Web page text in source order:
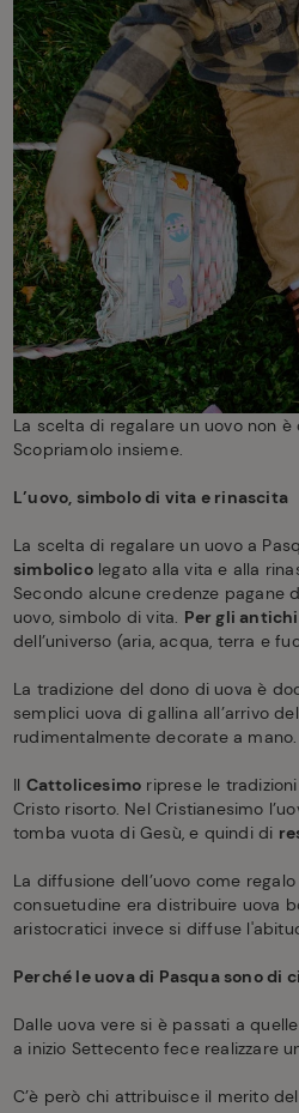
La scelta di regalare un uovo non
Scopriamolo insieme.
L’uovo, simbolo di vita e rinascita
La scelta di regalare un uovo a
simbolicolegato alla vita e alla
Secondo alcune credenze pagane
uovo, simbolo di vita. Per gli
dell’universo (aria, acqua, terra e
La tradizione del dono di uova è
semplici uova di gallina all’arrivo
rudimentalmente decorate a mano.
Il Cattolicesimo riprese le
Cristo risorto. Nel Cristianesimo
tomba vuota di Gesù, e quindi di
La diffusione dell’uovo come
consuetudine era distribuire uova
aristocratici invece si diffuse
Perché le uova di Pasqua sono di
Dalle uova vere si è passati a
a inizio Settecento fece realizzare
C’è però chi attribuisce il merito